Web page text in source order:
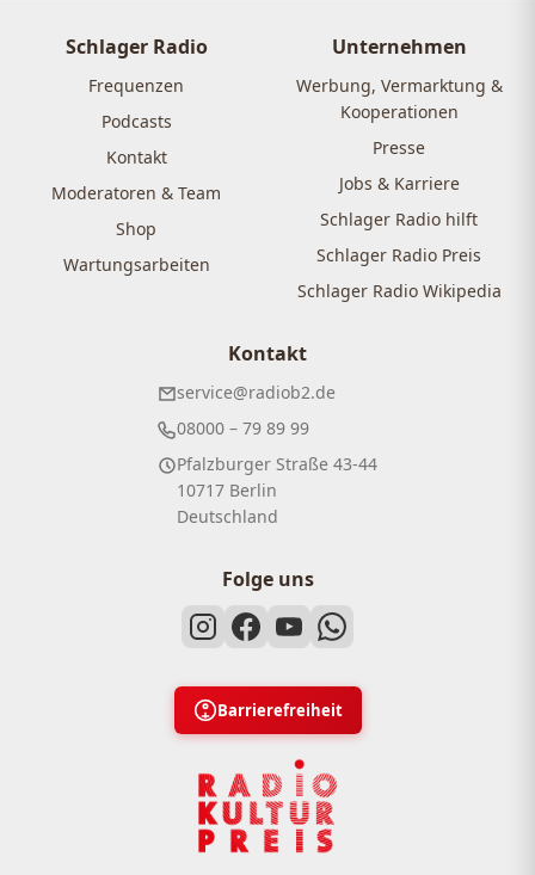
Schlager Radio
Frequenzen
Podcasts
Kontakt
Moderatoren & Team
Shop
Wartungsarbeiten
Unternehmen
Werbung, Vermarktung &
Kooperationen
Presse
Jobs & Karriere
Schlager Radio hilft
Schlager Radio Preis
Schlager Radio Wikipedia
Kontakt
service@radiob2.de
08000 – 79 89 99
Pfalzburger Straße 43-44
10717 Berlin
Deutschland
Folge uns
Barrierefreiheit